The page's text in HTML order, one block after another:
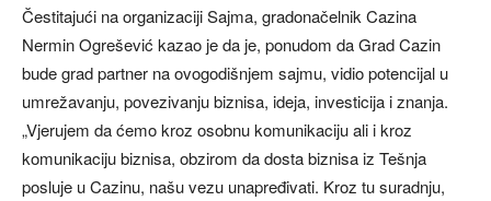
Čestitajući na organizaciji Sajma, gradonačelnik Cazina
Nermin Ogrešević kazao je da je, ponudom da Grad Cazin
bude grad partner na ovogodišnjem sajmu, vidio potencijal u
umrežavanju, povezivanju biznisa, ideja, investicija i znanja.
„Vjerujem da ćemo kroz osobnu komunikaciju ali i kroz
komunikaciju biznisa, obzirom da dosta biznisa iz Tešnja
posluje u Cazinu, našu vezu unapređivati. Kroz tu suradnju,